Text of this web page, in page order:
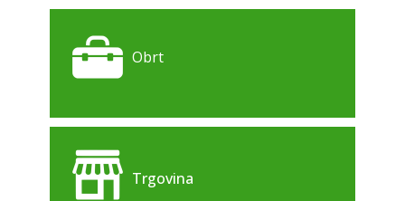
Obrt
Trgovina